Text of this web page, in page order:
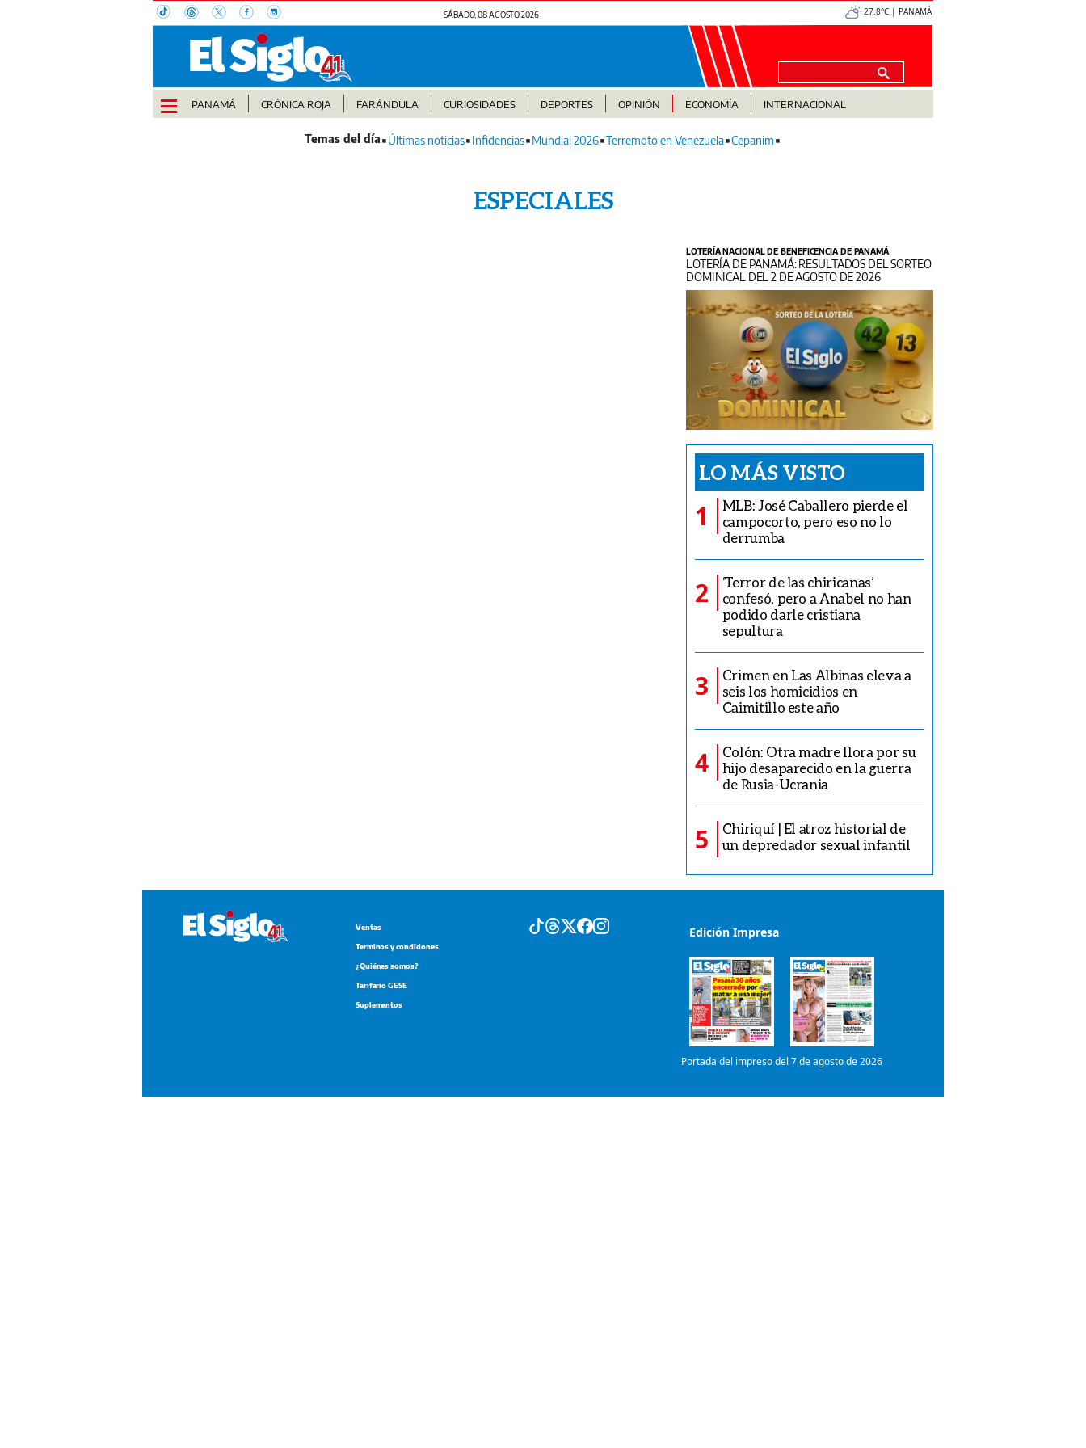
SÁBADO, 08 AGOSTO 2026 27.8°C | PANAMÁ
PANAMÁ CRÓNICA ROJA FARÁNDULA CURIOSIDADES DEPORTES OPINIÓN ECONOMÍA INTERNACIONAL
Últimas noticias Infidencias Mundial 2026 Terremoto en Venezuela Cepanim
ESPECIALES
LOTERÍA NACIONAL DE BENEFICENCIA DE PANAMÁ
LOTERÍA DE PANAMÁ: RESULTADOS DEL SORTEO
DOMINICAL DEL 2 DE AGOSTO DE 2026
LO MÁS VISTO
1
MLB: José Caballero pierde el
campocorto, pero eso no lo
derrumba
2
‘Terror de las chiricanas’
confesó, pero a Anabel no han
podido darle cristiana
sepultura
3
Crimen en Las Albinas eleva a
seis los homicidios en
Caimitillo este año
4
Colón: Otra madre llora por su
hijo desaparecido en la guerra
de Rusia-Ucrania
5
Chiriquí | El atroz historial de
un depredador sexual infantil
Ventas
Terminos y condiciones
¿Quiénes somos?
Tarifario GESE
Suplementos
Edición Impresa
Portada del impreso del 7 de agosto de 2026